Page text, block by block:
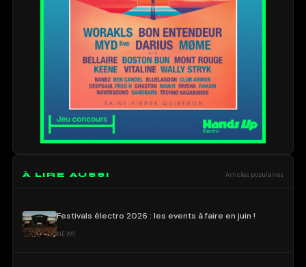
À LIRE AUSSI Articles populaires
Festivals électro 2026 : les events à faire en juin !
NEWS